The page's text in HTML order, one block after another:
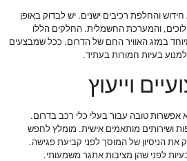
והחלפת רכיבים ישנים. יש לבדוק באופן
והמערכת החשמלית. החלקים הללו
במזג האוויר החם של הדרום. ככל שמבצעים
בעיות חמורות בעתיד.
וייעוץ
אפשרות טובה עבור בעלי כלי רכב בדרום.
ושירותים מותאמים אישית. מומלץ לחפש
את הניסיון של המוסך לפני קביעת פגישה.
בעיות לפני שהן מציבות אתגר משמעותי.